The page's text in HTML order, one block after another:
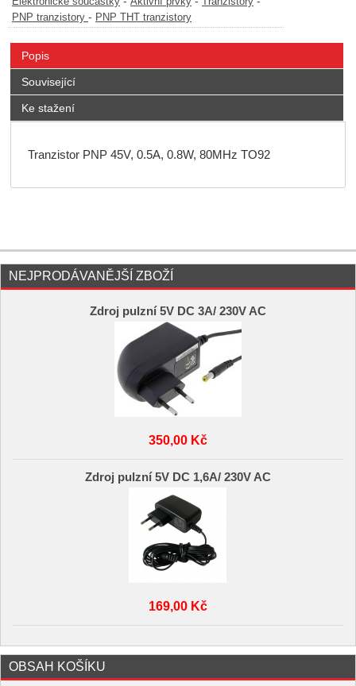
PNP tranzistory - PNP THT tranzistory
Popis
Související
Ke stažení
Tranzistor PNP 45V, 0.5A, 0.8W, 80MHz TO92
NEJPRODÁVANĚJŠÍ ZBOŽÍ
Zdroj pulzní 5V DC 3A/ 230V AC
350,00 Kč
Zdroj pulzní 5V DC 1,6A/ 230V AC
169,00 Kč
OBSAH KOŠÍKU